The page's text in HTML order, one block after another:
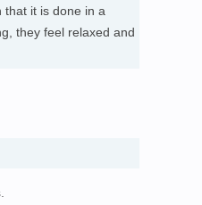
that it is done in a
they feel relaxed and